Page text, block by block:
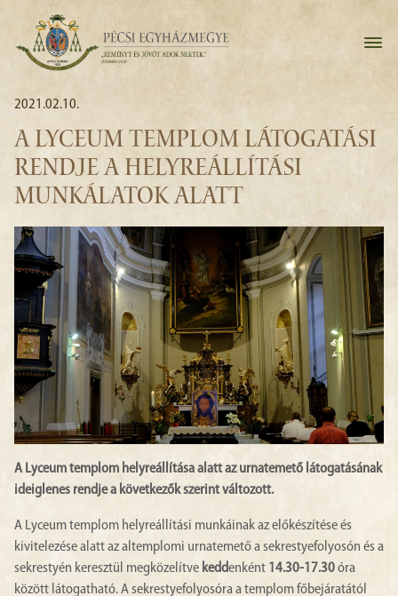
2021.02.10.
A LYCEUM TEMPLOM LÁTOGATÁSI
RENDJE A HELYREÁLLÍTÁSI
MUNKÁLATOK ALATT
A Lyceum templom helyreállítása alatt az urnatemető látogatásának
ideiglenes rendje a következők szerint változott.
A Lyceum templom helyreállítási munkáinak az előkészítése és
kivitelezése alatt az altemplomi urnatemető a sekrestyefolyosón és a
sekrestyén keresztül megközelítve keddenként 14.30-17.30óra
között látogatható. A sekrestyefolyosóra a templom főbejáratától